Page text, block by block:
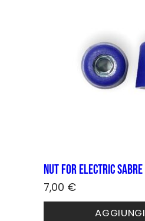
Nut for electric sabre
7,00 €
AGGIUNGI